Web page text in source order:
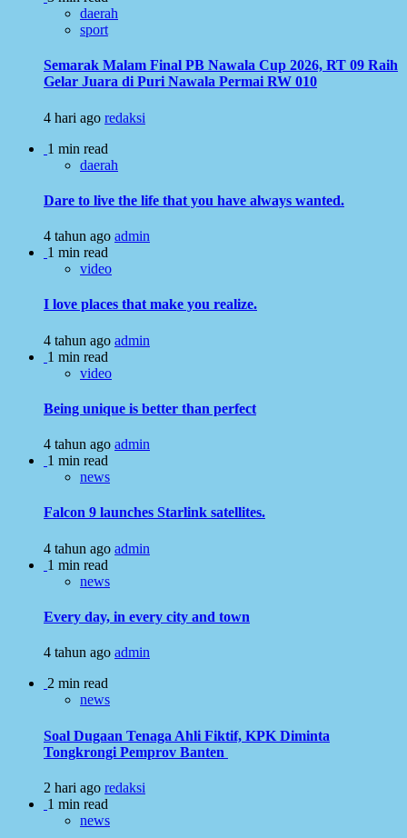
daerah
sport
Semarak Malam Final PB Nawala Cup 2026, RT 09 Raih
Gelar Juara di Puri Nawala Permai RW 010
4 hari ago redaksi
1 min read
daerah
Dare to live the life that you have always wanted.
4 tahun ago admin
1 min read
video
I love places that make you realize.
4 tahun ago admin
1 min read
video
Being unique is better than perfect
4 tahun ago admin
1 min read
news
Falcon 9 launches Starlink satellites.
4 tahun ago admin
1 min read
news
Every day, in every city and town
4 tahun ago admin
2 min read
news
Soal Dugaan Tenaga Ahli Fiktif, KPK Diminta
Tongkrongi Pemprov Banten
2 hari ago redaksi
1 min read
news